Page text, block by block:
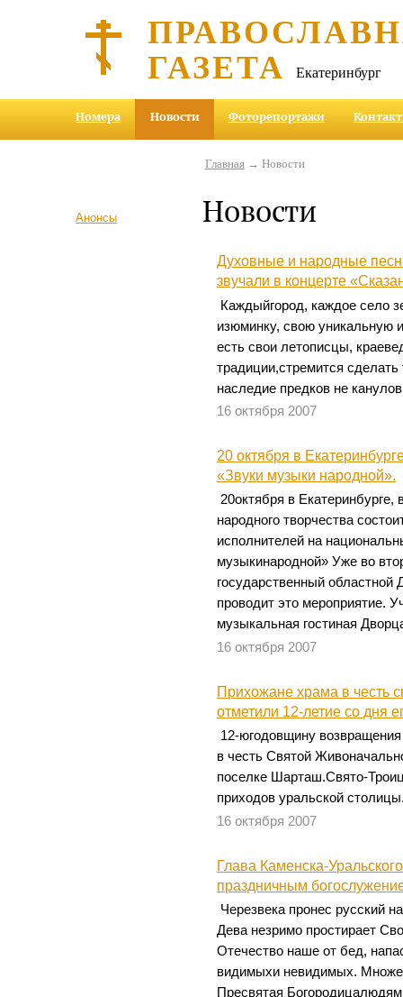
ГАЗЕТА Екатеринбург
Номера Новости Фоторепортажи
Анонсы
Главная→ Новости
Новости
Духовные и народные
звучали в концерте
Каждыйгород, каждое село
изюминку, свою уникальную
есть свои летописцы,
традиции,стремится
наследие предков не
16 октября 2007
20 октября в
«Звуки музыки народной».
20октября в Екатеринбурге,
народного творчества
исполнителей на
музыкинародной» Уже во
государственный областной
проводит это мероприятие.
музыкальная гостиная
16 октября 2007
Прихожане храма в честь
отметили 12-летие со дня
12-югодовщину
в честь Святой
поселке Шарташ.Свято-
приходов уральской
16 октября 2007
Глава Каменска-
праздничным
Черезвека пронес русский
Дева незримо простирает
Отечество наше от бед,
видимыхи невидимых.
Пресвятая